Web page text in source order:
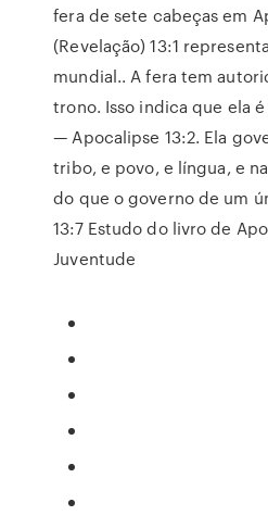
fera de sete cabeças em
(Revelação) 13:1
mundial.. A fera tem
trono. Isso indica que ela
— Apocalipse 13:2. Ela
tribo, e povo, e língua, e
do que o governo de um
13:7 Estudo do livro de
Juventude